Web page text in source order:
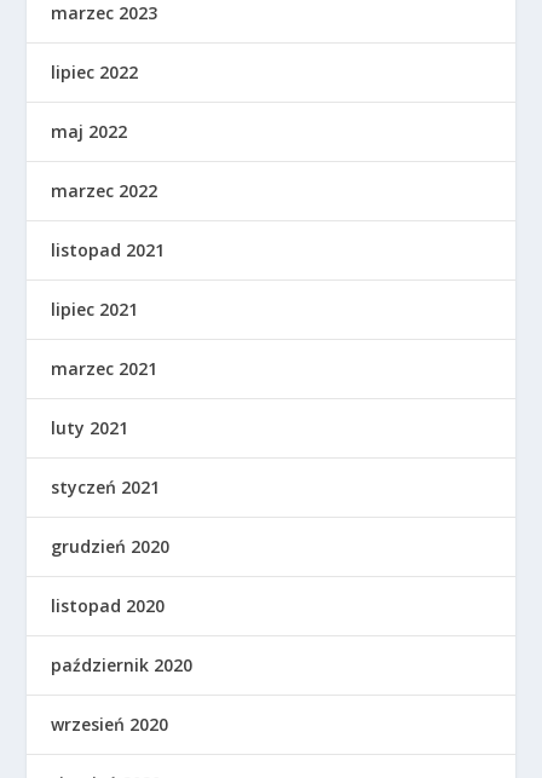
marzec 2023
lipiec 2022
maj 2022
marzec 2022
listopad 2021
lipiec 2021
marzec 2021
luty 2021
styczeń 2021
grudzień 2020
listopad 2020
październik 2020
wrzesień 2020